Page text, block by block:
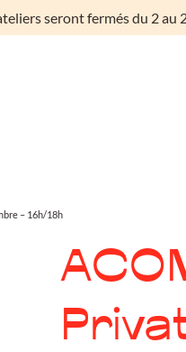
seront fermés du 2 au
– 16h/18h